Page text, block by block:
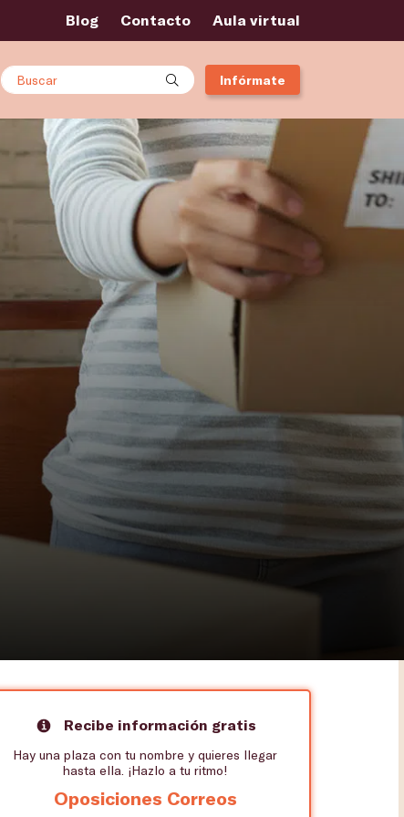
Blog Contacto Aula virtual
Buscar Infórmate
Recibe información gratis
Hay una plaza con tu nombre y quieres llegar
hasta ella. ¡Hazlo a tu ritmo!
Oposiciones Correos